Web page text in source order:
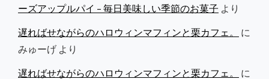
ーズアップルパイ – 毎日美味しい季節のお菓子 より
遅ればせながらのハロウィンマフィンと栗カフェ。
に
みゅーげ より
遅ればせながらのハロウィンマフィンと栗カフェ。
に